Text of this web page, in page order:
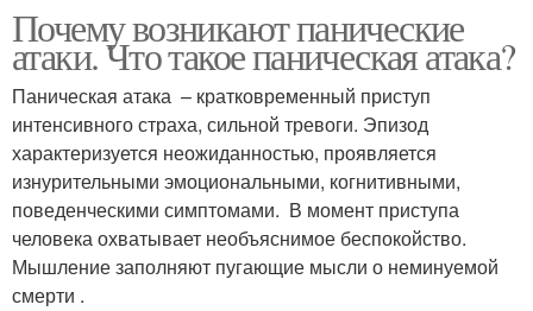
Почему возникают панические
атаки. Что такое паническая атака?
Паническая атака – кратковременный приступ
интенсивного страха, сильной тревоги. Эпизод
характеризуется неожиданностью, проявляется
изнурительными эмоциональными, когнитивными,
поведенческими симптомами. В момент приступа
человека охватывает необъяснимое беспокойство.
Мышление заполняют пугающие мысли о неминуемой
смерти .